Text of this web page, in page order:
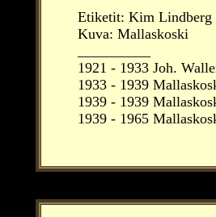
Etiketit: Kim Lindberg
Kuva: Mallaskoski
1921 - 1933 Joh.
1933 - 1939
1939 - 1939
1939 - 1965